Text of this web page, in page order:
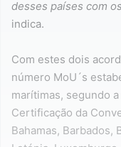
desses países com
indica.
Com estes dois
número MoU´s
marítimas, segundo
Certificação da
Bahamas, Barbados,